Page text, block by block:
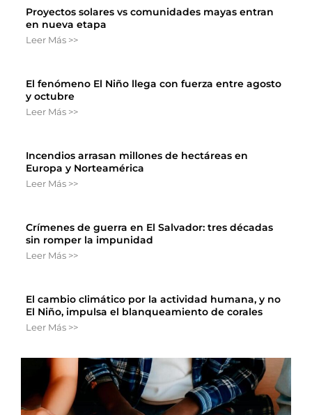
Proyectos solares vs comunidades mayas entran
en nueva etapa
Leer Más >>
El fenómeno El Niño llega con fuerza entre agosto
y octubre
Leer Más >>
Incendios arrasan millones de hectáreas en
Europa y Norteamérica
Leer Más >>
Crímenes de guerra en El Salvador: tres décadas
sin romper la impunidad
Leer Más >>
El cambio climático por la actividad humana, y no
El Niño, impulsa el blanqueamiento de corales
Leer Más >>